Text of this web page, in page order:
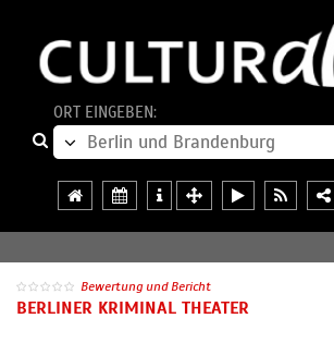
ORT EINGEBEN:
Bewertung und Bericht
BERLINER KRIMINAL THEATER